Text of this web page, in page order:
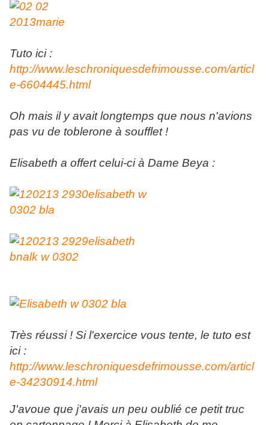
Tuto ici :
http://www.leschroniquesdefrimousse.com/articl
e-6604445.html
Oh mais il y avait longtemps que nous n'avions
pas vu de toblerone à soufflet !
Elisabeth a offert celui-ci à Dame Beya :
Très réussi ! Si l'exercice vous tente, le tuto est
ici :
http://www.leschroniquesdefrimousse.com/articl
e-34230914.html
J'avoue que j'avais un peu oublié ce petit truc